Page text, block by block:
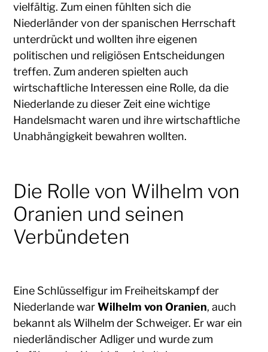
vielfältig. Zum einen fühlten sich die
Niederländer von der spanischen Herrschaft
unterdrückt und wollten ihre eigenen
politischen und religiösen Entscheidungen
treffen. Zum anderen spielten auch
wirtschaftliche Interessen eine Rolle, da die
Niederlande zu dieser Zeit eine wichtige
Handelsmacht waren und ihre wirtschaftliche
Unabhängigkeit bewahren wollten.
Die Rolle von Wilhelm von
Oranien und seinen
Verbündeten
Eine Schlüsselfigur im Freiheitskampf der
Niederlande warWilhelm von Oranien, auch
bekannt als Wilhelm der Schweiger. Er war ein
niederländischer Adliger und wurde zum